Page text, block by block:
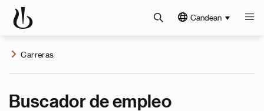
Candean
Carreras
Buscador de empleo